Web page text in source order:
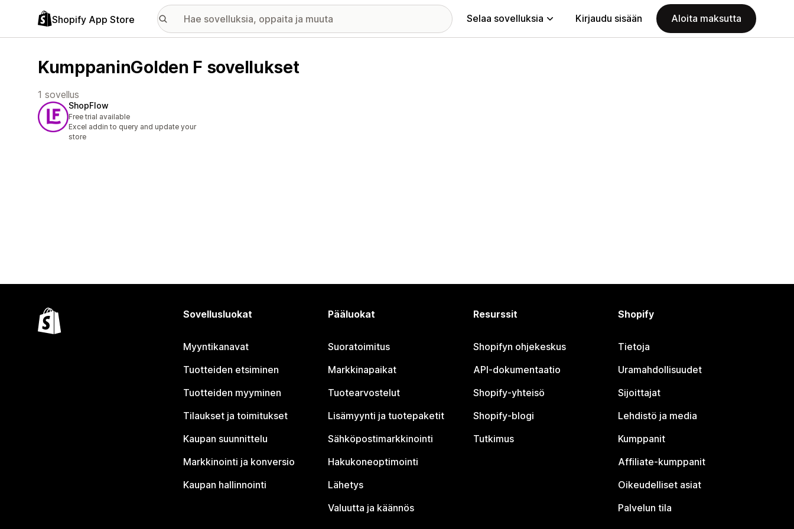
Shopify App Store Selaa sovelluksia Kirjaudu sisään Aloita maksutta
KumppaninGolden F sovellukset
1 sovellus
ShopFlow
Free trial available
Excel addin to query and update your
store
Sovellusluokat
Myyntikanavat
Tuotteiden etsiminen
Tuotteiden myyminen
Tilaukset ja toimitukset
Kaupan suunnittelu
Markkinointi ja konversio
Kaupan hallinnointi
Pääluokat
Suoratoimitus
Markkinapaikat
Tuotearvostelut
Lisämyynti ja tuotepaketit
Sähköpostimarkkinointi
Hakukoneoptimointi
Lähetys
Valuutta ja käännös
Resurssit
Shopifyn ohjekeskus
API-dokumentaatio
Shopify-yhteisö
Shopify-blogi
Tutkimus
Shopify
Tietoja
Uramahdollisuudet
Sijoittajat
Lehdistö ja media
Kumppanit
Affiliate-kumppanit
Oikeudelliset asiat
Palvelun tila